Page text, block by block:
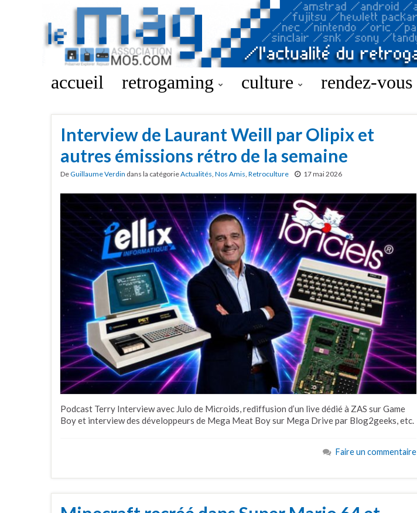
accueil retrogaming culture rendez-vous
Interview de Laurant Weill par Olipix et
autres émissions rétro de la semaine
DeGuillaume Verdin dans la catégorieActualités, Nos Amis, Retroculture 17 mai 2026
Podcast Terry Interview avec Julo de Microids, rediffusion d’un live dédié à ZAS sur Game
Boy et interview des développeurs de Mega Meat Boy sur Mega Drive par Blog2geeks, etc.
Faire un commentaire